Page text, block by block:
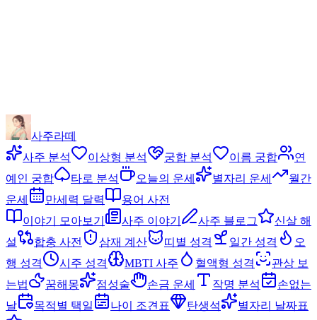
사주라떼
사주 분석
이상형 분석 궁합 분석 이름 궁합
연
예인 궁합
타로 분석 오늘의 운세 별자리 운세
월간
운세
만세력 달력
용어 사전
이야기 모아보기
사주 이야기 사주 블로그
신살 해
설
합충 사전 삼재 계산 띠별 성격 일간 성격
오
행 성격
시주 성격 MBTI 사주 혈액형 성격
관상 보
는법
꿈해몽 점성술 손금 운세 작명 분석
손없는
날
목적별 택일 나이 조견표 탄생석
별자리 날짜표